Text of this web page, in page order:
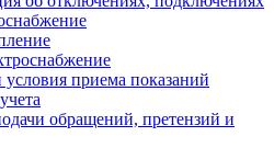
приема показаний
обращений, претензий и